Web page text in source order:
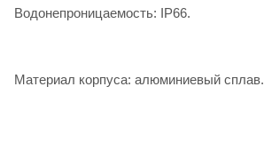
Водонепроницаемость: IP66.
Материал корпуса: алюминиевый сплав.